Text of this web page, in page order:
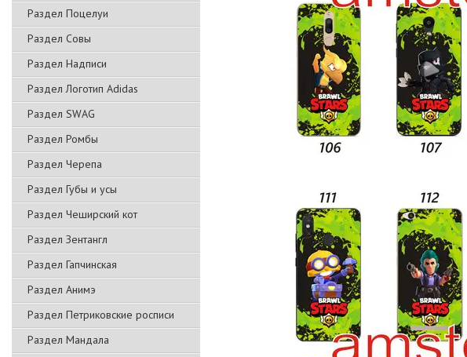
Раздел Поцелуи
Раздел Совы
Раздел Надписи
Раздел Логотип Adidas
Раздел SWAG
Раздел Ромбы
Раздел Черепа
Раздел Губы и усы
Раздел Чеширский кот
Раздел Зентангл
Раздел Гапчинская
Раздел Анимэ
Раздел Петриковские росписи
Раздел Мандала